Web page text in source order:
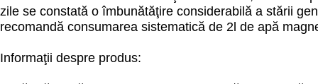
zile se constată o îmbunătăţire considerabilă a stării
recomandă consumarea sistematică de 2l de apă
Informaţii despre produs: